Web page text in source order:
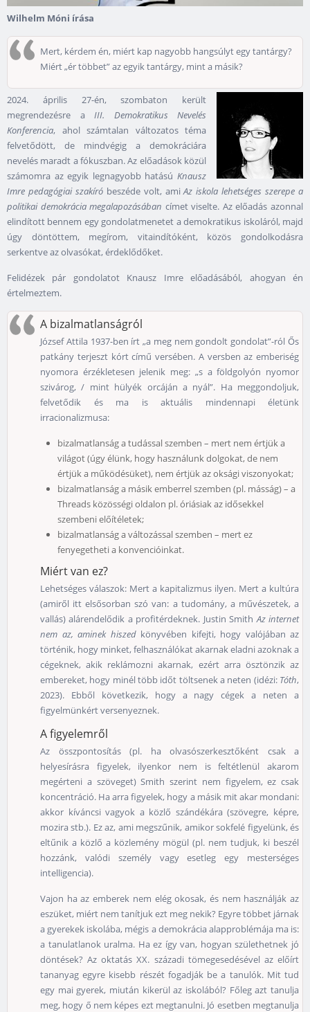
Wilhelm Móni írása
Mert, kérdem én, miért kap nagyobb hangsúlyt egy tantárgy?
Miért „ér többet” az egyik tantárgy, mint a másik?
2024. április 27-én, szombaton került
megrendezésre a III. Demokratikus Nevelés
Konferencia, ahol számtalan változatos téma
felvetődött, de mindvégig a demokráciára
nevelés maradt a fókuszban. Az előadások közül
számomra az egyik legnagyobb hatású Knausz
Imre pedagógiai szakíróbeszéde volt, amiAz iskola lehetséges szerepe a
politikai demokrácia megalapozásában címet viselte. Az előadás azonnal
elindított bennem egy gondolatmenetet a demokratikus iskoláról, majd
úgy döntöttem, megírom, vitaindítóként, közös gondolkodásra
serkentve az olvasókat, érdeklődőket.
Felidézek pár gondolatot Knausz Imre előadásából, ahogyan én
értelmeztem.
A bizalmatlanságról
József Attila 1937-ben írt „a meg nem gondolt gondolat”-ról Ős
patkány terjeszt kórt című versében. A versben az emberiség
nyomora érzékletesen jelenik meg: „s a földgolyón nyomor
szivárog, / mint hülyék orcáján a nyál”. Ha meggondoljuk,
felvetődik és ma is aktuális mindennapi életünk
irracionalizmusa:
bizalmatlanság a tudással szemben – mert nem értjük a
világot (úgy élünk, hogy használunk dolgokat, de nem
értjük a működésüket), nem értjük az oksági viszonyokat;
bizalmatlanság a másik emberrel szemben (pl. másság) – a
Threads közösségi oldalon pl. óriásiak az idősekkel
szembeni előítéletek;
bizalmatlanság a változással szemben – mert ez
fenyegetheti a konvencióinkat.
Miért van ez?
Lehetséges válaszok: Mert a kapitalizmus ilyen. Mert a kultúra
(amiről itt elsősorban szó van: a tudomány, a művészetek, a
vallás) alárendelődik a profitérdeknek. Justin SmithAz internet
nem az, aminek hiszedkönyvében kifejti, hogy valójában az
történik, hogy minket, felhasználókat akarnak eladni azoknak a
cégeknek, akik reklámozni akarnak, ezért arra ösztönzik az
embereket, hogy minél több időt töltsenek a neten (idézi: Tóth,
2023). Ebből következik, hogy a nagy cégek a neten a
figyelmünkért versenyeznek.
A figyelemről
Az összpontosítás (pl. ha olvasószerkesztőként csak a
helyesírásra figyelek, ilyenkor nem is feltétlenül akarom
megérteni a szöveget) Smith szerint nem figyelem, ez csak
koncentráció. Ha arra figyelek, hogy a másik mit akar mondani:
akkor kíváncsi vagyok a közlő szándékára (szövegre, képre,
mozira stb.). Ez az, ami megszűnik, amikor sokfelé figyelünk, és
eltűnik a közlő a közlemény mögül (pl. nem tudjuk, ki beszél
hozzánk, valódi személy vagy esetleg egy mesterséges
intelligencia).
Vajon ha az emberek nem elég okosak, és nem használják az
eszüket, miért nem tanítjuk ezt meg nekik? Egyre többet járnak
a gyerekek iskolába, mégis a demokrácia alapproblémája ma is:
a tanulatlanok uralma. Ha ez így van, hogyan születhetnek jó
döntések? Az oktatás XX. századi tömegesedésével az előírt
tananyag egyre kisebb részét fogadják be a tanulók. Mit tud
egy mai gyerek, miután kikerül az iskolából? Főleg azt tanulja
meg, hogy ő nem képes ezt megtanulni. Jó esetben megtanulja